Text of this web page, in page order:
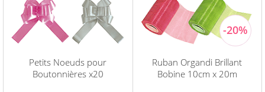
Petits Noeuds pour
Boutonnières x20
Ruban Organdi Brillant
Bobine 10cm x 20m